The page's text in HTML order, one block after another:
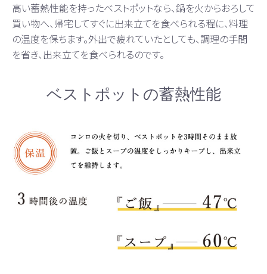
高い蓄熱性能を持ったベストポットなら、鍋を火からおろして
買い物へ、帰宅してすぐに出来立てを食べられる程に、料理
の温度を保ちます。外出で疲れていたとしても、調理の手間
を省き、出来立てを食べられるのです。
ベストポットの蓄熱性能